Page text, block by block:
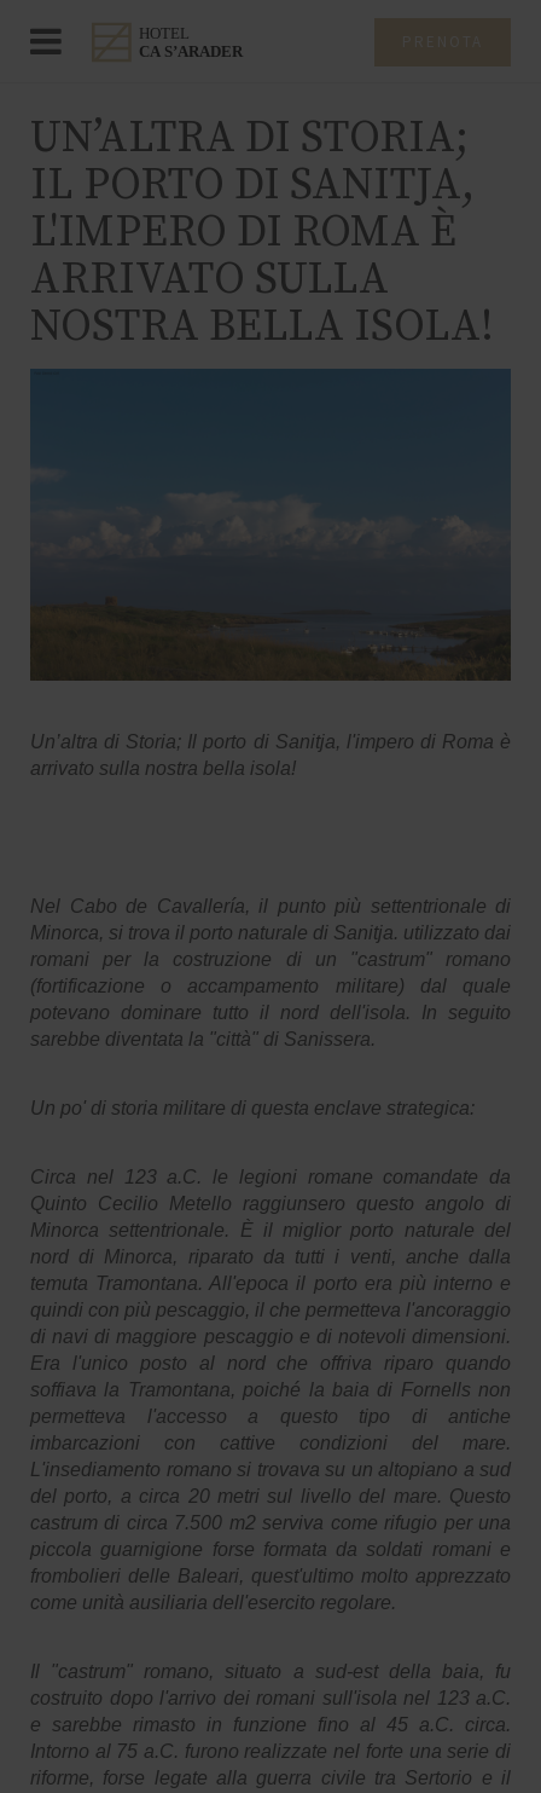
UN’ALTRA DI STORIA;
IL PORTO DI SANITJA,
L'IMPERO DI ROMA È
ARRIVATO SULLA
NOSTRA BELLA ISOLA!
Un’altra di Storia; Il porto di Sanitja, l'impero di Roma è
arrivato sulla nostra bella isola!
Nel Cabo de Cavallería, il punto più settentrionale di
Minorca, si trova il porto naturale di Sanitja. utilizzato dai
romani per la costruzione di un "castrum" romano
(fortificazione o accampamento militare) dal quale
potevano dominare tutto il nord dell'isola. In seguito
sarebbe diventata la "città" di Sanissera.
Un po' di storia militare di questa enclave strategica:
Circa nel 123 a.C. le legioni romane comandate da
Quinto Cecilio Metello raggiunsero questo angolo di
Minorca settentrionale. È il miglior porto naturale del
nord di Minorca, riparato da tutti i venti, anche dalla
temuta Tramontana. All'epoca il porto era più interno e
quindi con più pescaggio, il che permetteva l'ancoraggio
di navi di maggiore pescaggio e di notevoli dimensioni.
Era l'unico posto al nord che offriva riparo quando
soffiava la Tramontana, poiché la baia di Fornells non
permetteva l'accesso a questo tipo di antiche
imbarcazioni con cattive condizioni del mare.
L'insediamento romano si trovava su un altopiano a sud
del porto, a circa 20 metri sul livello del mare. Questo
castrum di circa 7.500 m2 serviva come rifugio per una
piccola guarnigione forse formata da soldati romani e
frombolieri delle Baleari, quest'ultimo molto apprezzato
come unità ausiliaria dell'esercito regolare.
Il "castrum" romano, situato a sud-est della baia, fu
costruito dopo l'arrivo dei romani sull'isola nel 123 a.C.
e sarebbe rimasto in funzione fino al 45 a.C. circa.
Intorno al 75 a.C. furono realizzate nel forte una serie di
riforme, forse legate alla guerra civile tra Sertorio e il